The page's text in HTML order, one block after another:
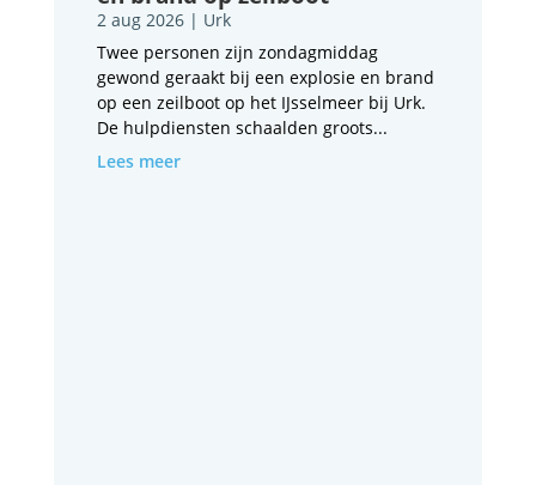
2 aug 2026| Urk
Twee personen zijn zondagmiddag
gewond geraakt bij een explosie en brand
op een zeilboot op het IJsselmeer bij Urk.
De hulpdiensten schaalden groots...
Lees meer